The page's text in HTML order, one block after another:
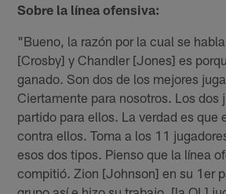
Sobre la línea ofensiva:
"Bueno, la razón por la cual se
[Crosby] y Chandler [Jones] es
ganado. Son dos de los mejores
Ciertamente para nosotros. Los dos
partido para ellos. La verdad es que
contra ellos. Toma a los 11
esos dos tipos. Pienso que la línea
compitió. Zion [Johnson] en su 1er